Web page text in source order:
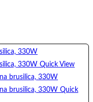
Quick View
Quick